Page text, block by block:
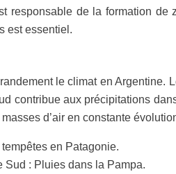
responsable de la formation
est essentiel.
le climat en
contribue aux précipitations
d’air en constante
en Patagonie.
Sud : Pluies dans la Pampa.